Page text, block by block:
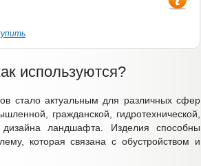
используются?
стало актуальным для различных сфер
гражданской, гидротехнической,
ландшафта. Изделия способны
которая связана с обустройством и